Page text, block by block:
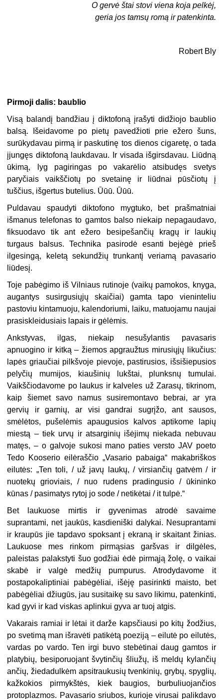
O gervė štai stovi viena koja pelkėj,
geria jos tamsų romą ir patenkinta.
Robert Bly
Pirmoji dalis: baublio
Visą balandį bandžiau į diktofoną įrašyti didžiojo baublio
balsą. Išeidavome po pietų pavedžioti prie ežero šuns,
surūkydavau pirmą ir paskutinę tos dienos cigaretę, o tada
įjungęs diktofoną laukdavau. Ir visada išgirsdavau. Liūdną
ūkimą, lyg pagiringas po vakarėlio atsibudęs svetys
paryčiais vaikščiotų po svetainę ir liūdnai pūsčiotų į
tuščius, išgertus butelius. Ūūū. Ūūū.
Puldavau spaudyti diktofono mygtuko, bet prašmatniai
išmanus telefonas to gamtos balso niekaip nepagaudavo,
fiksuodavo tik ant ežero besipešančių kragų ir laukių
turgaus balsus. Technika pasirodė esanti bejėgė prieš
ilgesingą, keletą sekundžių trunkantį veriamą pavasario
liūdesį.
Toje pabėgimo iš Vilniaus rutinoje (vaikų pamokos, knyga,
augantys susirgusiųjų skaičiai) gamta tapo vieninteliu
pastoviu kintamuoju, kalendoriumi, laiku, matuojamu naujai
prasiskleidusiais lapais ir gėlėmis.
Ankstyvas, ilgas, niekaip nesušylantis pavasaris
apnuogino ir kitką – žiemos apgraužtus mirusiųjų likučius:
lapės griaučiai pilkšvoje pievoje, pastirusios, išsišiepusios
pelyčių mumijos, kiaušinių lukštai, plunksnų tumulai.
Vaikščiodavome po laukus ir kalveles už Zarasų, tikrinom,
kaip šiemet savo namus susiremontavo bebrai, ar yra
gervių ir garnių, ar visi gandrai sugrįžo, ant sausos,
smėlėtos, pušelėmis apaugusios kalvos aptikome lapių
miestą – tiek urvų ir atsarginių išėjimų niekada nebuvau
matęs, – o galvoje sukosi mano paties versto JAV poeto
Tedo Kooserio eilėraščio „Vasario pabaiga“ makabriškos
eilutės: „Ten toli, / už javų laukų, / virsiančių gatvėm / ir
nuotekų grioviais, / nuo rudens pradingusio / ūkininko
kūnas / pasimatys rytoj jo sode / netikėtai / it tulpė.“
Bet laukuose mirtis ir gyvenimas atrodė savaime
suprantami, net jaukūs, kasdieniški dalykai. Nesuprantami
ir kraupūs jie tapdavo spoksant į ekraną ir skaitant žinias.
Laukuose mes rinkom pirmąsias garšvas ir dilgėles,
paleistas palakstyti šuo godžiai ėdė pirmąją žolę, o vaikai
skabė ir valgė medžių pumpurus. Atrodydavome it
postapokaliptiniai pabėgėliai, išėję pasirinkti maisto, bet
pabėgėliai džiugūs, jau susitaikę su savo likimu, patenkinti,
kad gyvi ir kad viskas aplinkui gyva ar tuoj atgis.
Vakarais ramiai ir lėtai it darže kapsčiausi po kitų žodžius,
po svetimą man išravėti patikėtą poeziją – eilutė po eilutės,
vardas po vardo. Ten irgi buvo stebėtinai daug gamtos ir
platybių, besiporuojant švytinčių šliužų, iš meldų kylančių
ančių, žiedadulkėm apsitraukusių tvenkinių, grybų, spyglių,
kažkokios pirmykštės, kiek baugios, burbuliuojančios
protoplazmos. Pavasario sriubos, kurioje virusai palikdavo